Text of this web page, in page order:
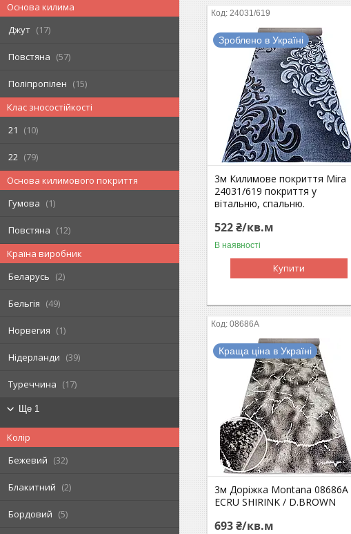
Основа килима
Джут
17
Повстяна 57
Поліпропілен
15
Клас зносостійкості
21
10
22
79
Основа килимового покриття
Гумова
1
Повстяна
12
Країна виробник
Беларусь
2
Бельгія 49
Норвегия 1
Нідерланди 39
Туреччина 17
Ще 1
Колір
Бежевий
32
Блакитний 2
Бордовий 5
24031/619
Зроблено в Україні
3м Килимове покриття Mira
24031/619 покриття у
вітальню, спальню.
522 ₴/кв.м
В наявності
Купити
08686A
Краща ціна в Україні
3м Доріжка Montana 08686A
ECRU SHIRINK / D.BROWN
693 ₴/кв.м